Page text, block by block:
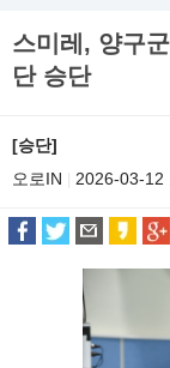
스미레, 양구
단 승단
[승단]
오로IN
2026-03-12